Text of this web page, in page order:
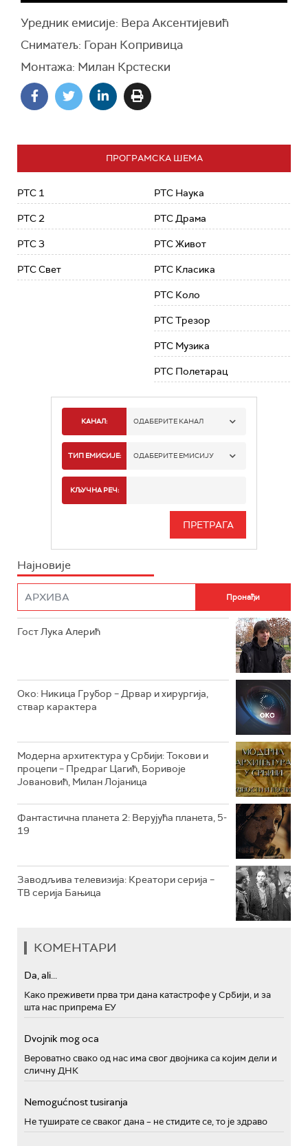
Уредник емисије: Вера Аксентијевић
Сниматељ: Горан Копривица
Монтажа: Милан Крстески
ПРОГРАМСКА ШЕМА
РТС 1
РТС 2
РТС 3
РТС Свет
РТС Наука
РТС Драма
РТС Живот
РТС Класика
РТС Коло
РТС Трезор
РТС Музика
РТС Полетарац
КАНАЛ: ОДАБЕРИТЕ КАНАЛ
РТС 1
РТС 3
РТС КОЛО
ТИП ЕМИСИЈЕ: ОДАБЕРИТЕ ЕМИСИЈУ
ИНФО
КЉУЧНА РЕЧ:
Најновије
Гост Лука Алерић
Око: Никица Грубор – Дрвар и хирургија,
ствар карактера
Модерна архитектура у Србији: Токови и
процепи – Предраг Цагић, Боривоје
Јовановић, Милан Лојаница
Фантастична планета 2: Верујућа планета, 5-
19
Заводљива телевизија: Креатори серија –
ТВ серија Бањица
КОМЕНТАРИ
Da, ali...
Како преживети прва три дана катастрофе у Србији, и за
шта нас припрема ЕУ
Dvojnik mog oca
Вероватно свако од нас има свог двојника са којим дели и
сличну ДНК
Nemogućnost tusiranja
Не туширате се сваког дана – не стидите се, то је здраво